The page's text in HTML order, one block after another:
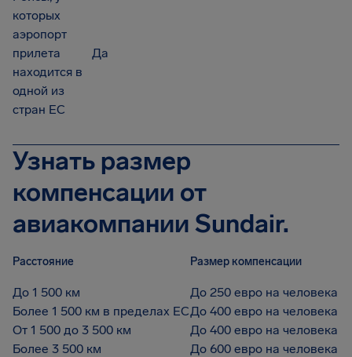
которых
аэропорт
прилета
находится в
одной из
стран ЕС
Да
Узнать размер
компенсации от
авиакомпании Sundair.
Расстояние Размер компенсации
До 1 500 км
До 250 евро на человека
Более 1 500 км в пределах ЕСДо 400 евро на человека
От 1 500 до 3 500 км
До 400 евро на человека
Более 3 500 км
До 600 евро на человека